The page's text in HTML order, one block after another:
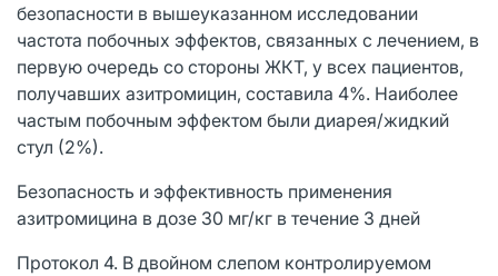
безопасности в вышеуказанном исследовании
частота побочных эффектов, связанных с лечением, в
первую очередь со стороны ЖКТ, у всех пациентов,
получавших азитромицин, составила 4%. Наиболее
частым побочным эффектом были диарея/жидкий
стул (2%).
Безопасность и эффективность применения
азитромицина в дозе 30 мг/кг в течение 3 дней
Протокол 4. В двойном слепом контролируемом